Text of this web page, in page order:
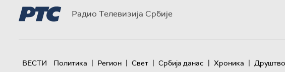
Радио Телевизија Србије
ВЕСТИ Политика | Регион | Свет | Србија данас | Хроника | Друштво